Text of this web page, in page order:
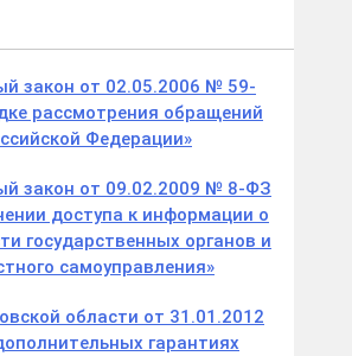
закон от 02.05.2006 № 59-
рассмотрения обращений
Федерации»
закон от 09.02.2009 № 8-ФЗ
доступа к информации о
государственных органов и
самоуправления»
области от 31.01.2012
гарантиях